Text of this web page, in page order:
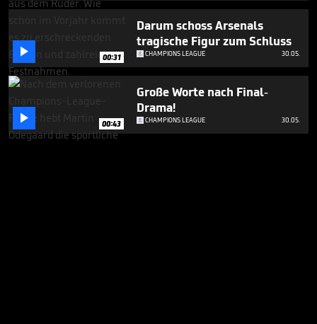
 00:31
Darum schoss Arsenals
tragische Figur zum Schluss
CHAMPIONS LEAGUE 30.05.
 00:43
Große Worte nach Final-
Drama!
CHAMPIONS LEAGUE 30.05.